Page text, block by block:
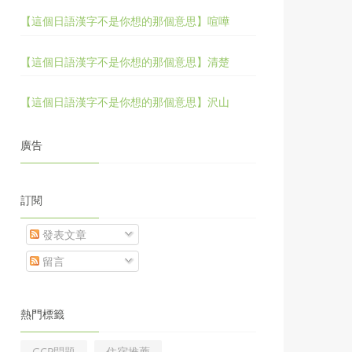
【這個日語漢字不是你想的那個意思】喧嘩
【這個日語漢字不是你想的那個意思】清楚
【這個日語漢字不是你想的那個意思】沢山
廣告
訂閱
發表文章
留言
熱門標籤